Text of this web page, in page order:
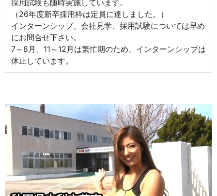
採用試験も随時実施しています。
（26年度新卒採用枠は定員に達しました。）
インターンシップ、会社見学、採用試験については早め
にお問合せ下さい。
7～8月、11～12月は繁忙期のため、インターンシップは
休止しています。